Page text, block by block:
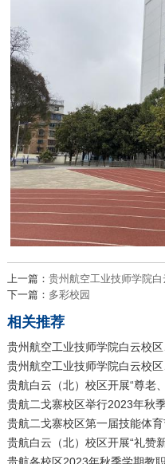
上一篇： 贵州航空工业技师学院白
下一篇： 多彩校园
相关推荐
贵州航空工业技师学院白云校
贵州航空工业技师学院白云校
贵航白云（北）校区开展“尊老
贵航二戈寨校区举行2023年秋
贵航二戈寨校区第一届技能体育
贵航白云（北）校区开展“礼赞